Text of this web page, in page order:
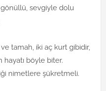
sevgiyle dolu
tamah, iki aç kurt gibidir,
hayatı böyle biter.
nimetlere şükretmeli.